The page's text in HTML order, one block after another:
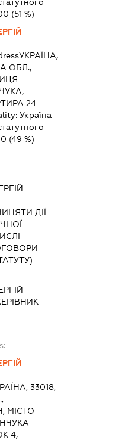
(51 %)
УКРАЇНА,
ОБЛ.,
24
Україна
(49 %)
ДІЇ
33018,
МІСТО
4,